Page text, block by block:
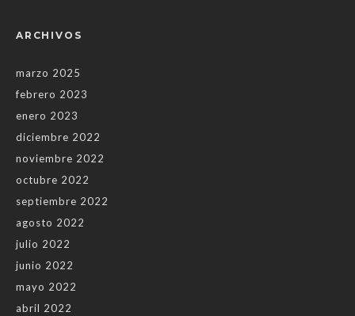
ARCHIVOS
marzo 2025
febrero 2023
enero 2023
diciembre 2022
noviembre 2022
octubre 2022
septiembre 2022
agosto 2022
julio 2022
junio 2022
mayo 2022
abril 2022